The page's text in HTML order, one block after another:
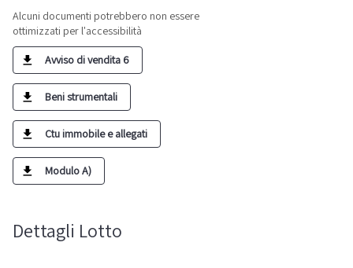
Alcuni documenti potrebbero non essere
ottimizzati per l'accessibilità
Avviso di vendita 6
Beni strumentali
Ctu immobile e allegati
Modulo A)
Dettagli Lotto